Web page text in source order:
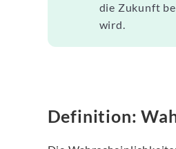
die Zukunft
wird.
Definition: